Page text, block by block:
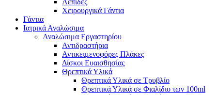
Λεπίδες
Χειρουργικά Γάντια
Γάντια
Ιατρικά Αναλώσιμα
Αναλώσιμα Εργαστηρίου
Αντιδραστήρια
Αντικειμενοφόρες Πλάκες
Δίσκοι Ευαισθησίας
Θρεπτικά Υλικά
Θρεπτικά Υλικά σε Τρυβλίο
Θρεπτικά Υλικά σε Φιαλίδιο των 100ml